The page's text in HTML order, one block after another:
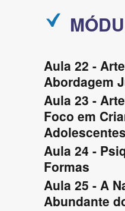
Aula 22 -
Abordagem
Aula 23 -
Foco em
Adolescentes
Aula 24 -
Formas
Aula 25 - A
Abundante